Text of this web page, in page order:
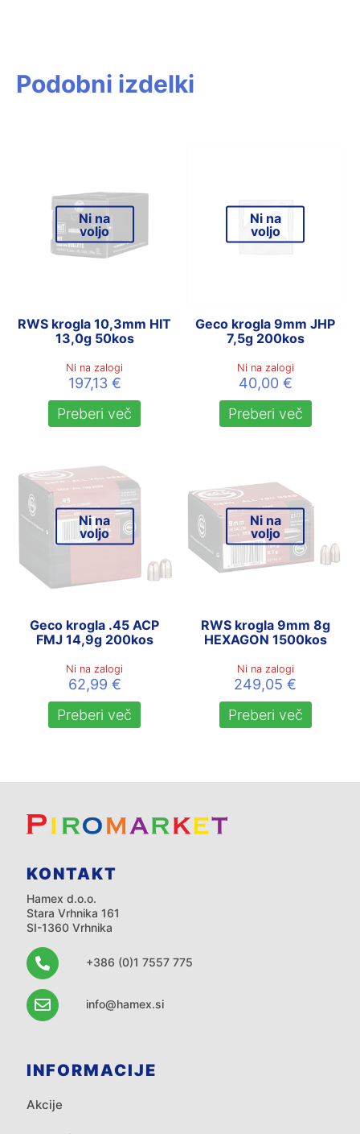
Podobni izdelki
Ni na
voljo
RWS krogla 10,3mm HIT
13,0g 50kos
Ni na zalogi
197,13 €
Preberi več
Ni na
voljo
Geco krogla 9mm JHP
7,5g 200kos
Ni na zalogi
40,00 €
Preberi več
Ni na
voljo
Geco krogla .45 ACP
FMJ 14,9g 200kos
Ni na zalogi
62,99 €
Preberi več
Ni na
voljo
RWS krogla 9mm 8g
HEXAGON 1500kos
Ni na zalogi
249,05€
Preberi več
KONTAKT
Hamex d.o.o.
Stara Vrhnika 161
SI-1360 Vrhnika
+386 (0)1 7557 775
info@hamex.si
INFORMACIJE
Akcije